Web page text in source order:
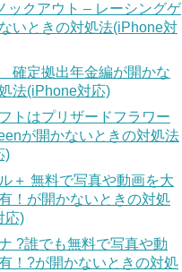
ックアウト – レーシングゲ
いときの対処法(iPhone対
確定拠出年金編が開かな
法(iPhone対応)
トはプリザードフラワー
が開かないときの対処法
)
＋ 無料で写真や動画を大
！が開かないときの対処
応)
?誰でも無料で写真や動
！?が開かないときの対処